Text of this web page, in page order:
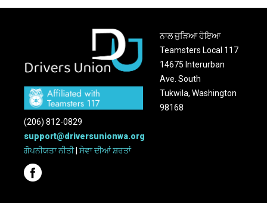
ਨਾਲ ਜੁੜਿਆ ਹੋਇਆ
Teamsters Local 117
14675 Interurban
Ave. South
Tukwila, Washington
98168
(206) 812-0829
support@driversunionwa.org
ਗੋਪਨੀਯਤਾ ਨੀਤੀ|ਸੇਵਾ ਦੀਆਂ ਸ਼ਰਤਾਂ